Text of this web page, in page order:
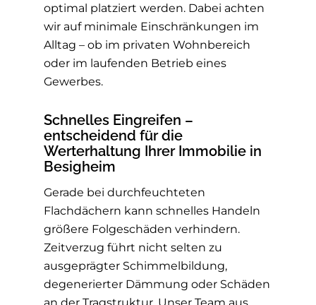
optimal platziert werden. Dabei achten
wir auf minimale Einschränkungen im
Alltag – ob im privaten Wohnbereich
oder im laufenden Betrieb eines
Gewerbes.
Schnelles Eingreifen –
entscheidend für die
Werterhaltung Ihrer Immobilie in
Besigheim
Gerade bei durchfeuchteten
Flachdächern kann schnelles Handeln
größere Folgeschäden verhindern.
Zeitverzug führt nicht selten zu
ausgeprägter Schimmelbildung,
degenerierter Dämmung oder Schäden